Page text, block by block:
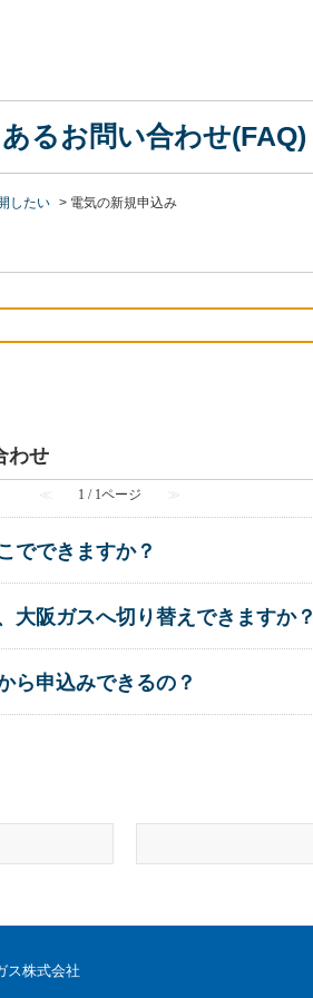
るお問い合わせ(FAQ)
したい > 電気の新規申込み
わせ
≪ 1 / 1ページ ≫
でできますか？
大阪ガスへ切り替えできますか？
ら申込みできるの？
ス株式会社